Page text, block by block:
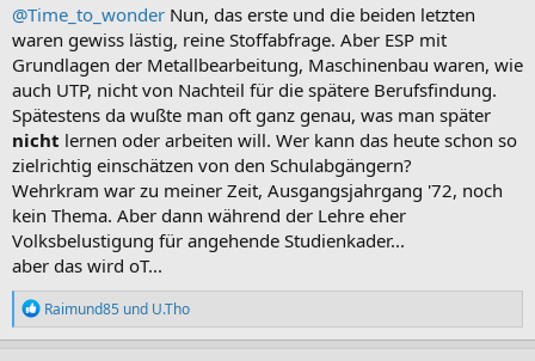
@Time_to_wonder Nun, das erste und die beiden letzten
waren gewiss lästig, reine Stoffabfrage. Aber ESP mit
Grundlagen der Metallbearbeitung, Maschinenbau waren, wie
auch UTP, nicht von Nachteil für die spätere Berufsfindung.
Spätestens da wußte man oft ganz genau, was man später
nicht lernen oder arbeiten will. Wer kann das heute schon so
zielrichtig einschätzen von den Schulabgängern?
Wehrkram war zu meiner Zeit, Ausgangsjahrgang '72, noch
kein Thema. Aber dann während der Lehre eher
Volksbelustigung für angehende Studienkader...
aber das wird oT...
R
e
a
Raimund85 und U.Tho